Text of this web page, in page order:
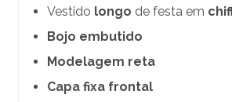
Vestido longo de festa em
Bojo embutido
Modelagem reta
Capa fixa frontal